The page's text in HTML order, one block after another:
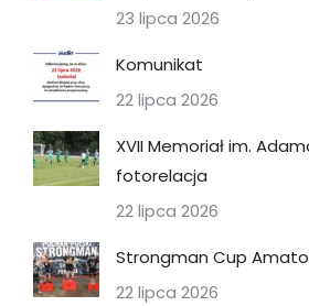
23 lipca 2026
Komunikat
22 lipca 2026
XVII Memoriał im.
fotorelacja
22 lipca 2026
Strongman Cup
22 lipca 2026